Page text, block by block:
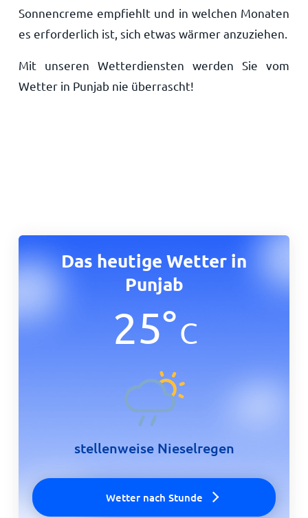
Sonnencreme empfiehlt und in welchen Monaten
es erforderlich ist, sich etwas wärmer anzuziehen.
Mit unseren Wetterdiensten werden Sie vom
Wetter in Punjab nie überrascht!
Das heutige Wetter in
Punjab
25°C
stellenweise Nieselregen
Wetter nach Stunde